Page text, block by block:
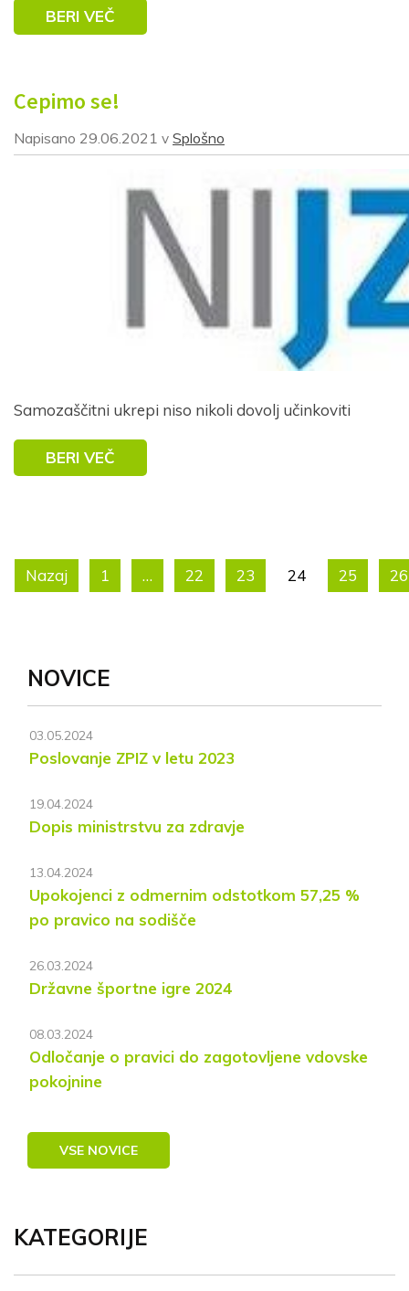
BERI VEČ
Cepimo se!
Napisano 29.06.2021 v Splošno
Samozaščitni ukrepi niso nikoli dovolj učinkoviti
BERI VEČ
Nazaj 1 … 22 23 24 25 26
NOVICE
03.05.2024
Poslovanje ZPIZ v letu 2023
19.04.2024
Dopis ministrstvu za zdravje
13.04.2024
Upokojenci z odmernim odstotkom 57,25 %
po pravico na sodišče
26.03.2024
Državne športne igre 2024
08.03.2024
Odločanje o pravici do zagotovljene vdovske
pokojnine
VSE NOVICE
KATEGORIJE